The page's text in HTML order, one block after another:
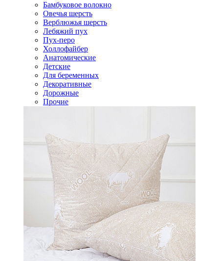
Бамбуковое волокно
Овечья шерсть
Верблюжья шерсть
Лебяжий пух
Пух-перо
Холлофайбер
Анатомические
Детские
Для беременных
Декоративные
Дорожные
Прочие